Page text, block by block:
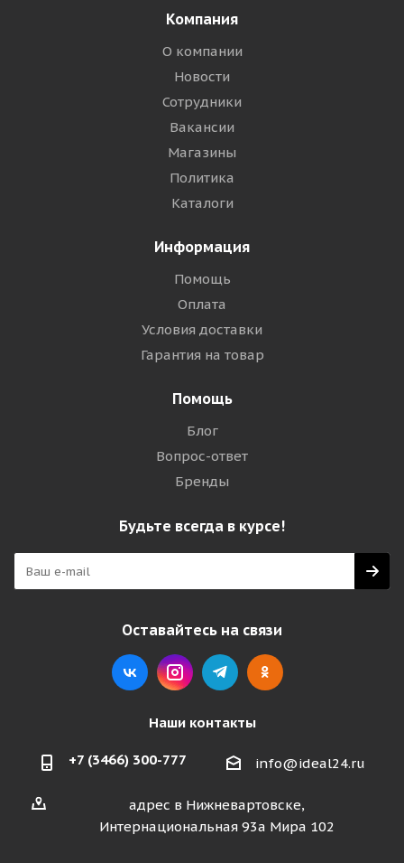
Компания
О компании
Новости
Сотрудники
Вакансии
Магазины
Политика
Каталоги
Информация
Помощь
Оплата
Условия доставки
Гарантия на товар
Помощь
Блог
Вопрос-ответ
Бренды
Будьте всегда в курсе!
Оставайтесь на связи
Наши контакты
+7 (3466) 300-777 info@ideal24.ru
адрес в Нижневартовске,
Интернациональная 93а Мира 102